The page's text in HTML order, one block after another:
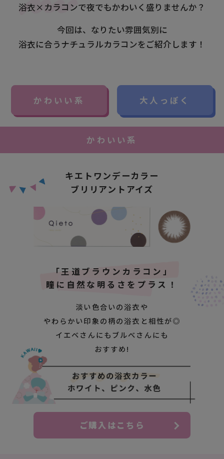
浴衣×カラコンで夜でもかわいく盛りませんか？
今回は、なりたい雰囲気別に
浴衣に合うナチュラルカラコンをご紹介します！
かわいい系 大人っぽく
かわいい系
キエトワンデーカラー
ブリリアントアイズ
「王道ブラウンカラコン」
瞳に自然な明るさをプラス！
淡い色合いの浴衣や
やわらかい印象の柄の浴衣と相性が◎
イエベさんにもブルべさんにも
おすすめ!
ご購入はこちら